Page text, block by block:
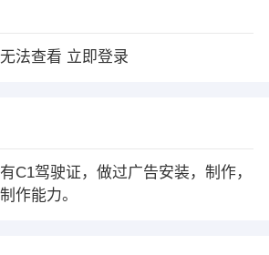
法查看 立即登录
C1驾驶证，做过广告安装，制作，
作能力。